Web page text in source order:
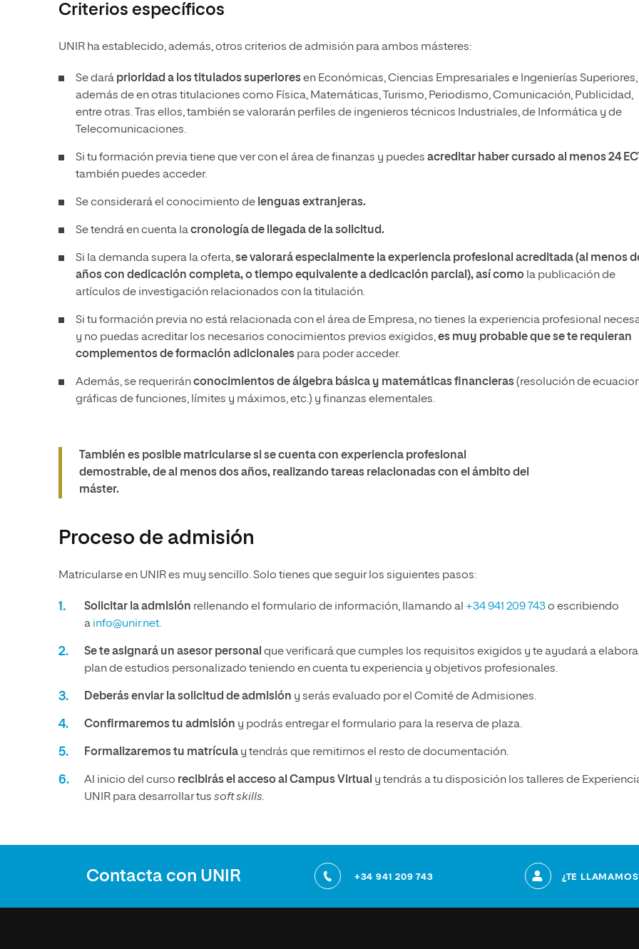
Criterios específicos
UNIR ha establecido, además, otros criterios de admisión para ambos másteres:
Se dará prioridad a los titulados superioresen Económicas, Ciencias Empresariales e Ingenierías Superiores,
además de en otras titulaciones como Física, Matemáticas, Turismo, Periodismo, Comunicación, Publicidad,
entre otras. Tras ellos, también se valorarán perfiles de ingenieros técnicos Industriales, de Informática y de
Telecomunicaciones.
Si tu formación previa tiene que ver con el área de finanzas y puedes acreditar haber cursado al menos 24
también puedes acceder.
Se considerará el conocimiento de lenguas extranjeras.
Se tendrá en cuenta lacronología de llegada de la solicitud.
Si la demanda supera la oferta,se valorará especialmente la experiencia profesional acreditada (al menos
años con dedicación completa, o tiempo equivalente a dedicación parcial), así como la publicación de
artículos de investigación relacionados con la titulación.
Si tu formación previa no está relacionada con el área de Empresa, no tienes la experiencia profesional
y no puedas acreditar los necesarios conocimientos previos exigidos,es muy probable que se te requieran
complementos de formación adicionales para poder acceder.
Además, se requeriránconocimientos de álgebra básica y matemáticas financieras(resolución de
gráficas de funciones, límites y máximos, etc.) y finanzas elementales.
También es posible matricularse si se cuenta con experiencia profesional
demostrable, de al menos dos años, realizando tareas relacionadas con el ámbito del
máster.
Proceso de admisión
Matricularse en UNIR es muy sencillo. Solo tienes que seguir los siguientes pasos:
Solicitar la admisión rellenando el formulario de información, llamando al +34 941 209 743o escribiendo
a info@unir.net.
Se te asignará un asesor personal que verificará que cumples los requisitos exigidos y te ayudará a
plan de estudios personalizado teniendo en cuenta tu experiencia y objetivos profesionales.
Deberás enviar la solicitud de admisión y serás evaluado por el Comité de Admisiones.
Confirmaremos tu admisión y podrás entregar el formulario para la reserva de plaza.
Formalizaremos tu matrícula y tendrás que remitirnos el resto de documentación.
Al inicio del curso recibirás el acceso al Campus Virtual y tendrás a tu disposición los talleres de
UNIR para desarrollar tus soft skills.
Contacta con UNIR +34 941 209 743 ¿TE